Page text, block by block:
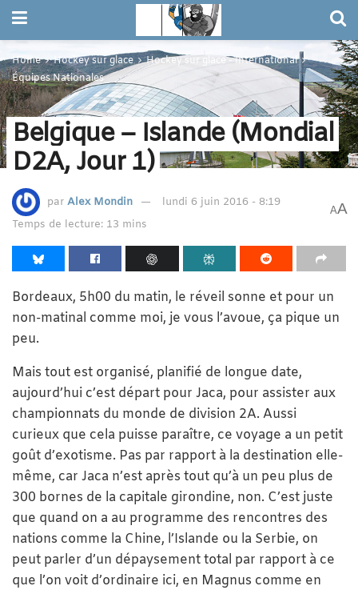
Home Hockey sur glace
Hockey sur glace - International
Équipes Nationales
Belgique – Islande (Mondial
D2A, Jour 1)
par Alex Mondin
lundi 6 juin 2016 - 8:19
Temps de lecture: 13 mins
AA
Bordeaux, 5h00 du matin, le réveil sonne et pour un
non-matinal comme moi, je vous l’avoue, ça pique un
peu.
Mais tout est organisé, planifié de longue date,
aujourd’hui c’est départ pour Jaca, pour assister aux
championnats du monde de division 2A. Aussi
curieux que cela puisse paraître, ce voyage a un petit
goût d’exotisme. Pas par rapport à la destination elle-
même, car Jaca n’est après tout qu’à un peu plus de
300 bornes de la capitale girondine, non. C’est juste
que quand on a au programme des rencontres des
nations comme la Chine, l’Islande ou la Serbie, on
peut parler d’un dépaysement total par rapport à ce
que l’on voit d’ordinaire ici, en Magnus comme en